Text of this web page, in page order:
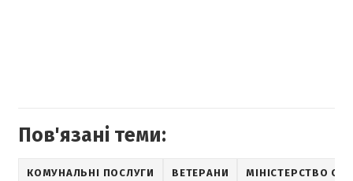
Пов'язані теми:
КОМУНАЛЬНІ ПОСЛУГИ ВЕТЕРАНИ МІНІСТЕРСТВО